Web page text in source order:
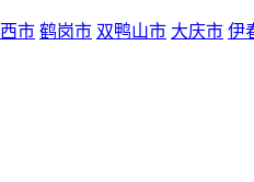
市 鹤岗市 双鸭山市 大庆市 伊